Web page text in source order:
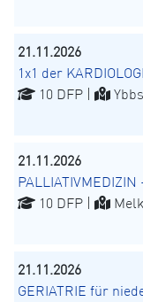
21.11.2026
1x1 der
10 DFP |
21.11.2026
10 DFP |
Melk
21.11.2026
GERIATRIE für